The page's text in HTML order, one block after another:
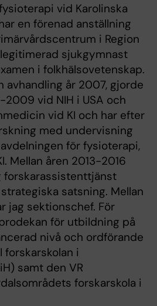
vid Karolinska
en förenad anställning
i Region
sjukgymnast
i folkhälsovetenskap.
avhandling år 2007, gjorde
vid NIH i USA och
vid KI och har efter
med undervisning
för fysioterapi,
Mellan åren 2013-2016
forskarassistenttjänst
satsning. Mellan
jag sektionschef. För
för utbildning på
nivå och ordförande
i
samt den VR
forskarskola i